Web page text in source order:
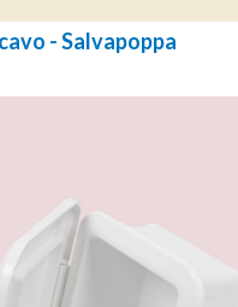
- Salvapoppa